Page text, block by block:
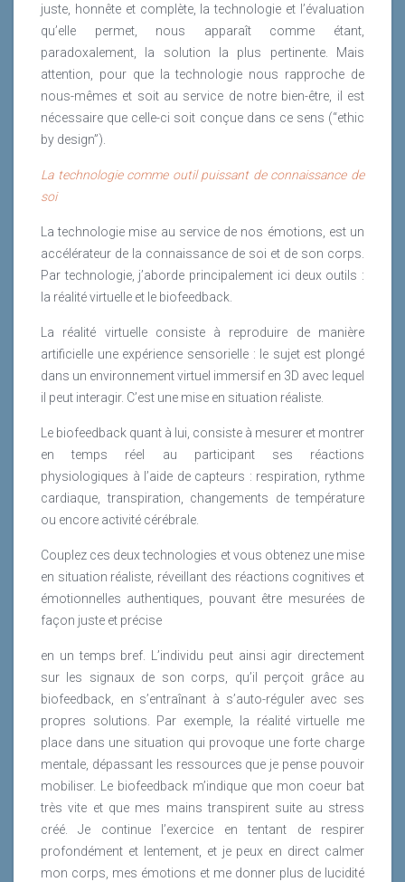
juste, honnête et complète, la technologie et l’évaluation
qu’elle permet, nous apparaît comme étant,
paradoxalement, la solution la plus pertinente. Mais
attention, pour que la technologie nous rapproche de
nous-mêmes et soit au service de notre bien-être, il est
nécessaire que celle-ci soit conçue dans ce sens (“ethic
by design”).
La technologie comme outil puissant de connaissance de
soi
La technologie mise au service de nos émotions, est un
accélérateur de la connaissance de soi et de son corps.
Par technologie, j’aborde principalement ici deux outils :
la réalité virtuelle et le biofeedback.
La réalité virtuelle consiste à reproduire de manière
artificielle une expérience sensorielle : le sujet est plongé
dans un environnement virtuel immersif en 3D avec lequel
il peut interagir. C’est une mise en situation réaliste.
Le biofeedback quant à lui, consiste à mesurer et montrer
en temps réel au participant ses réactions
physiologiques à l’aide de capteurs : respiration, rythme
cardiaque, transpiration, changements de température
ou encore activité cérébrale.
Couplez ces deux technologies et vous obtenez une mise
en situation réaliste, réveillant des réactions cognitives et
émotionnelles authentiques, pouvant être mesurées de
façon juste et précise
en un temps bref. L’individu peut ainsi agir directement
sur les signaux de son corps, qu’il perçoit grâce au
biofeedback, en s’entraînant à s’auto-réguler avec ses
propres solutions. Par exemple, la réalité virtuelle me
place dans une situation qui provoque une forte charge
mentale, dépassant les ressources que je pense pouvoir
mobiliser. Le biofeedback m’indique que mon coeur bat
très vite et que mes mains transpirent suite au stress
créé. Je continue l’exercice en tentant de respirer
profondément et lentement, et je peux en direct calmer
mon corps, mes émotions et me donner plus de lucidité